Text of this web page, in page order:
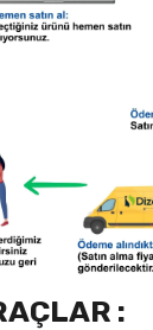
: